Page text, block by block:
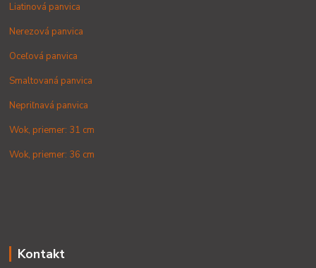
Liatinová panvica
Nerezová panvica
Oceľová panvica
Smaltovaná panvica
Nepriľnavá panvica
Wok, priemer: 31 cm
Wok, priemer: 36 cm
Kontakt